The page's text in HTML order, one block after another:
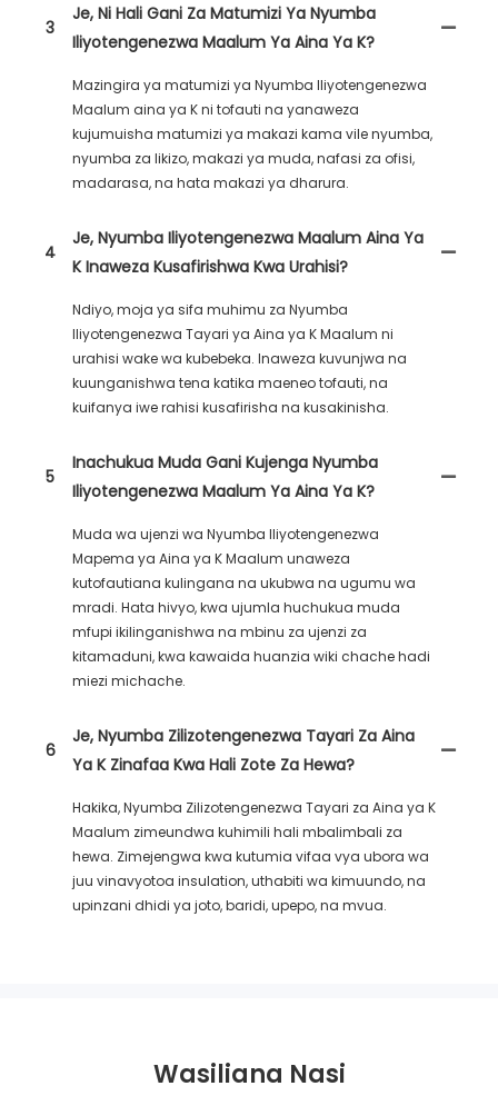
3
Je, Ni Hali Gani Za Matumizi Ya Nyumba
Iliyotengenezwa Maalum Ya Aina Ya K?
Mazingira ya matumizi ya Nyumba Iliyotengenezwa
Maalum aina ya K ni tofauti na yanaweza
kujumuisha matumizi ya makazi kama vile nyumba,
nyumba za likizo, makazi ya muda, nafasi za ofisi,
madarasa, na hata makazi ya dharura.
4
Je, Nyumba Iliyotengenezwa Maalum Aina Ya
K Inaweza Kusafirishwa Kwa Urahisi?
Ndiyo, moja ya sifa muhimu za Nyumba
Iliyotengenezwa Tayari ya Aina ya K Maalum ni
urahisi wake wa kubebeka. Inaweza kuvunjwa na
kuunganishwa tena katika maeneo tofauti, na
kuifanya iwe rahisi kusafirisha na kusakinisha.
5
Inachukua Muda Gani Kujenga Nyumba
Iliyotengenezwa Maalum Ya Aina Ya K?
Muda wa ujenzi wa Nyumba Iliyotengenezwa
Mapema ya Aina ya K Maalum unaweza
kutofautiana kulingana na ukubwa na ugumu wa
mradi. Hata hivyo, kwa ujumla huchukua muda
mfupi ikilinganishwa na mbinu za ujenzi za
kitamaduni, kwa kawaida huanzia wiki chache hadi
miezi michache.
6
Je, Nyumba Zilizotengenezwa Tayari Za Aina
Ya K Zinafaa Kwa Hali Zote Za Hewa?
Hakika, Nyumba Zilizotengenezwa Tayari za Aina ya K
Maalum zimeundwa kuhimili hali mbalimbali za
hewa. Zimejengwa kwa kutumia vifaa vya ubora wa
juu vinavyotoa insulation, uthabiti wa kimuundo, na
upinzani dhidi ya joto, baridi, upepo, na mvua.
Wasiliana Nasi